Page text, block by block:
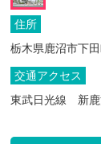
住所
栃木県鹿沼市下
交通アクセス
東武日光線 新